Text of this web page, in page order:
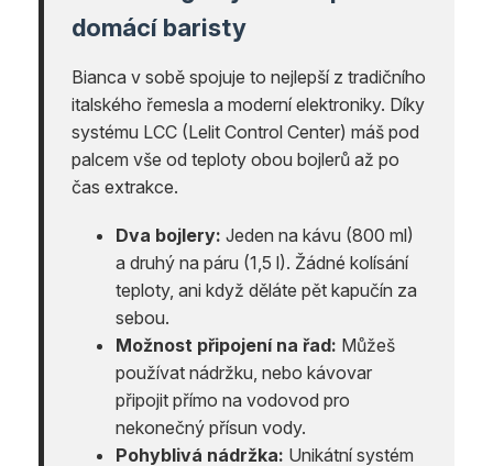
domácí baristy
Bianca v sobě spojuje to nejlepší z tradičního
italského řemesla a moderní elektroniky. Díky
systému LCC (Lelit Control Center) máš pod
palcem vše od teploty obou bojlerů až po
čas extrakce.
Dva bojlery: Jeden na kávu (800 ml)
a druhý na páru (1,5 l). Žádné kolísání
teploty, ani když děláte pět kapučín za
sebou.
Možnost připojení na řad: Můžeš
používat nádržku, nebo kávovar
připojit přímo na vodovod pro
nekonečný přísun vody.
Pohyblivá nádržka: Unikátní systém